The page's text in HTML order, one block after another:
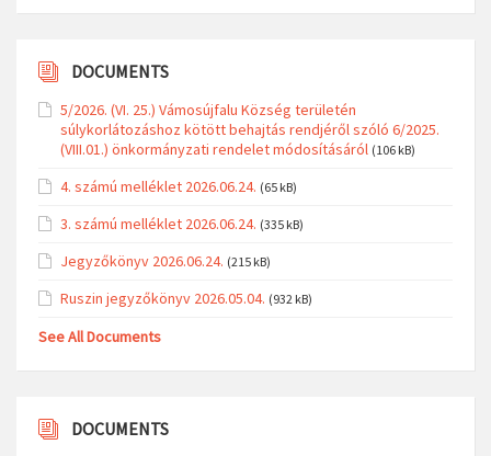
DOCUMENTS
5/2026. (VI. 25.) Vámosújfalu Község területén
súlykorlátozáshoz kötött behajtás rendjéről szóló 6/2025.
(VIII.01.) önkormányzati rendelet módosításáról (106 kB)
4. számú melléklet 2026.06.24. (65 kB)
3. számú melléklet 2026.06.24. (335 kB)
Jegyzőkönyv 2026.06.24. (215 kB)
Ruszin jegyzőkönyv 2026.05.04. (932 kB)
See All Documents
DOCUMENTS